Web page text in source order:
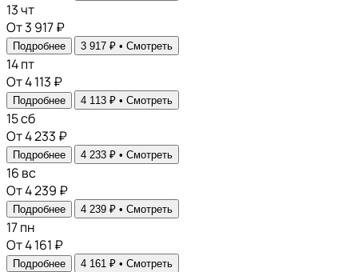
13чт
От 3 917 ₽
Подробнее 3 917 ₽ • Смотреть
14пт
От 4 113 ₽
Подробнее 4 113 ₽ • Смотреть
15сб
От 4 233 ₽
Подробнее 4 233 ₽ • Смотреть
16 вс
От 4 239 ₽
Подробнее 4 239 ₽ • Смотреть
17пн
От 4 161 ₽
Подробнее 4 161 ₽ • Смотреть